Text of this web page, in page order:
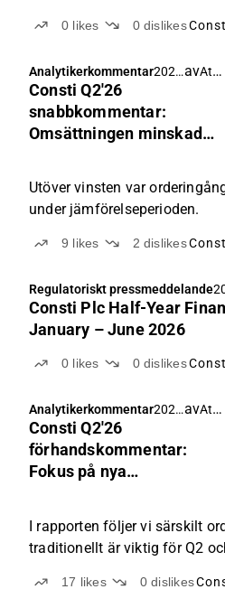
0 likes 0 dislikes
Analytikerkommentar2026
17
06:0
0
av Atte Jortikka
Consti Q2'26
snabbkommentar:
Omsättningen minskade
Utöver vinsten var
under jämförelseperioden.
9 likes 2 dislikes
Regulatoriskt pressmeddelande
Consti Plc Half-Year
January – June 2026
0 likes 0 dislikes
Analytikerkommentar2026
10
av Atte Jortikka
Consti Q2'26
förhandskommentar:
Fokus på nya
I rapporten följer vi särskilt
traditionellt är viktig för Q2
17 likes 0dislikes